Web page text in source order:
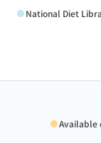
National Diet
Available